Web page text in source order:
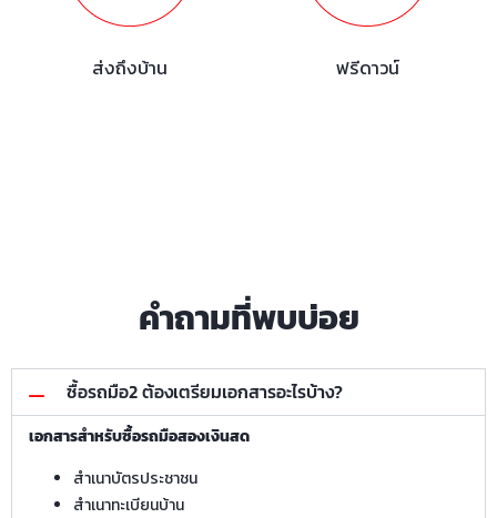
ส่งถึงบ้าน ฟรีดาวน์
คำถามที่พบบ่อย
ซื้อรถมือ2 ต้องเตรียมเอกสารอะไรบ้าง?
เอกสารสำหรับซื้อรถมือสองเงินสด
สำเนาบัตรประชาชน
สำเนาทะเบียนบ้าน